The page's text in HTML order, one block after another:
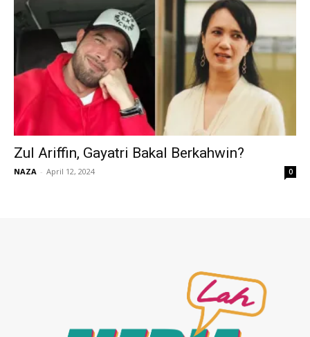
Zul Ariffin, Gayatri Bakal Berkahwin?
NAZA - April 12, 2024 0